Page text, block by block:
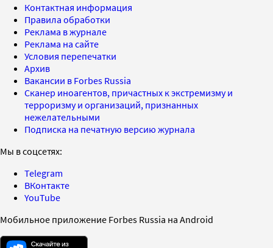
Контактная информация
Правила обработки
Реклама в журнале
Реклама на сайте
Условия перепечатки
Архив
Вакансии в Forbes Russia
Сканер иноагентов, причастных к экстремизму и
терроризму и организаций, признанных
нежелательными
Подписка на печатную версию журнала
Мы в соцсетях:
Telegram
ВКонтакте
YouTube
Мобильное приложение Forbes Russia на Android